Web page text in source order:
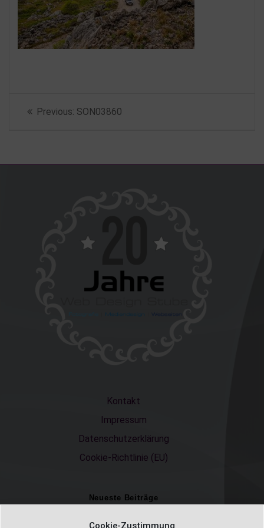
Cookie-Zustimmung
Beitragsnavigation
Previous: Previous
SON03860
Kontakt
Impressum
Datenschutzerklärung
Cookie-Richtlinie (EU)
Neueste Beiträge
Einschulungsfotos 2026 – ein unvergesslicher Moment